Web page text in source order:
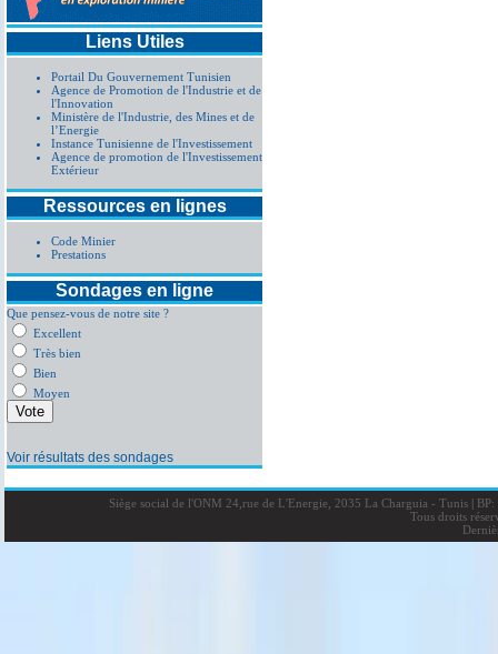
Liens Utiles
Portail Du Gouvernement Tunisien
Agence de Promotion de l'Industrie et de
l'Innovation
Ministère de l'Industrie, des Mines et de
l’Energie
Instance Tunisienne de l'Investissement
Agence de promotion de l'Investissement
Extérieur
Ressources en lignes
Code Minier
Prestations
Sondages en ligne
Que pensez-vous de notre site ?
Excellent
Très bien
Bien
Moyen
Voir résultats des sondages
Siège social de l'ONM 24,rue de L'Energie, 2035 La Charguia - Tunis |BP:
Tous droits